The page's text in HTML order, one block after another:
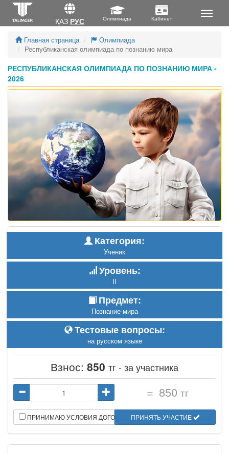
Главная страница
Олимпиада
Республиканская олимпиада по познанию мира
РЕСПУБЛИКАНСКАЯ ОЛИМПИАДА ПО ПОЗНАНИЮ МИРА -
2026
Категория:
Ученик
Уровень:
II
Предмет:
Познание мира
Тестовые вопросы:
на русском языке
Взнос: 850 тг - за участника
= 850 тг
ПРИНИМАЮ УСЛОВИЯ ДОГОВОРА ПРИНЯТЬ УЧАСТИЕ
ҚАЗ РУС